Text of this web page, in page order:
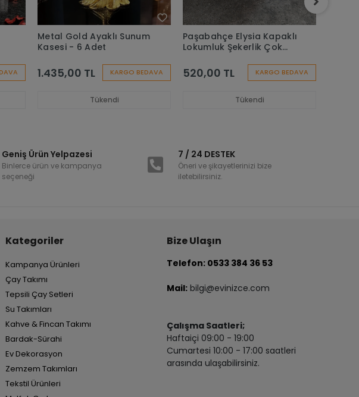
KARGO BEDAVA
Metal Gold Ayaklı Sunum
Kasesi - 6 Adet
1.435,00 TL
Tükendi
KARGO BEDAVA
Paşabahçe Elysia Kapaklı
Lokumluk Şekerlik Çok
Aadet
520,00 TL
Tükendi
Geniş Ürün Yelpazesi
Binlerce ürün ve kampanya
seçeneği
7 / 24 DESTEK
Öneri ve şikayetlerinizi bize
iletebilirsiniz.
Kategoriler
Kampanya Ürünleri
Çay Takımı
Tepsili Çay Setleri
Su Takımları
Kahve & Fincan Takımı
Bardak-Sürahi
Ev Dekorasyon
Zemzem Takımları
Tekstil Ürünleri
Bize Ulaşın
Telefon: 0533 384 36 53
Mail: bilgi@evinizce.com
Çalışma Saatleri;
Haftaiçi 09:00 - 19:00
Cumartesi 10:00 - 17:00 saatleri
arasında ulaşabilirsiniz.